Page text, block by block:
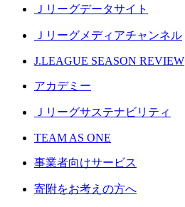
Ｊリーグデータサイト
Ｊリーグメディアチャンネル
J.LEAGUE SEASON REVIEW
アカデミー
Ｊリーグサステナビリティ
TEAM AS ONE
事業者向けサービス
寄附をお考えの方へ